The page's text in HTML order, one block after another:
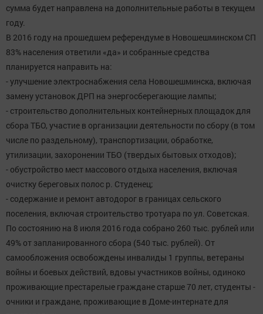
сумма будет направлена на дополнительные работы в текущем
году.
В 2016 году на прошедшем референдуме в Новошешминском СП
83% населения ответили «да» и собранные средства
планируется направить на:
- улучшение электроснабжения села Новошешминска, включая
замену установок ДРП на энергосберегающие лампы;
- строительство дополнительных контейнерных площадок для
сбора ТБО, участие в организации деятельности по сбору (в том
числе по раздельному), транспортизации, обработке,
утилизации, захоронении ТБО (твердых бытовых отходов);
- обустройство мест массового отдыха населения, включая
очистку береговых полос р. Студенец;
- содержание и ремонт автодорог в границах сельского
поселения, включая строительство тротуара по ул. Советская.
По состоянию на 8 июля 2016 года собрано 260 тыс. рублей или
49% от запланированного сбора (540 тыс. рублей). От
самообложения освобождены инвалиды 1 группы, ветераны
войны и боевых действий, вдовы участников войны, одиноко
проживающие престарелые граждане старше 70 лет, студенты -
очники и граждане, проживающие в Доме-интернате для